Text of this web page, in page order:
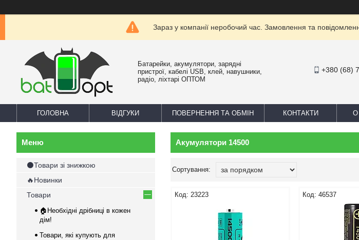
Зараз у компанії неробочий час. Замовлення та
Батарейки, акумулятори, зарядні
пристрої, кабелі USB, клей, навушники,
радіо, ліхтарі ОПТОМ
+380 (68)
ГОЛОВНА ВІДГУКИ ПОВЕРНЕННЯ ТА ОБМІН КОНТАКТИ О
Акумулятори 14500
23223 46537
⚫Товари зі знижкою
🔥Новинки
Товари
🏠Необхідні дрібниці в кожен
дім!
Товари, які купують для